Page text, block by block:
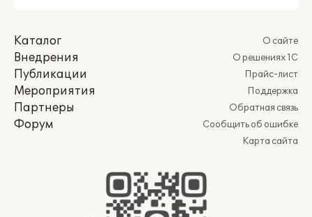
Каталог
Внедрения
Публикации
Мероприятия
Партнеры
Форум
О сайте
О решениях 1С
Прайс-лист
Поддержка
Обратная связь
Сообщить об ошибке
Карта сайта